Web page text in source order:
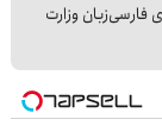
وزارت